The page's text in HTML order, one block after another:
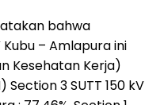
bahwa
Kubu – Amlapura ini
Kesehatan Kerja)
3 SUTT 150 kV